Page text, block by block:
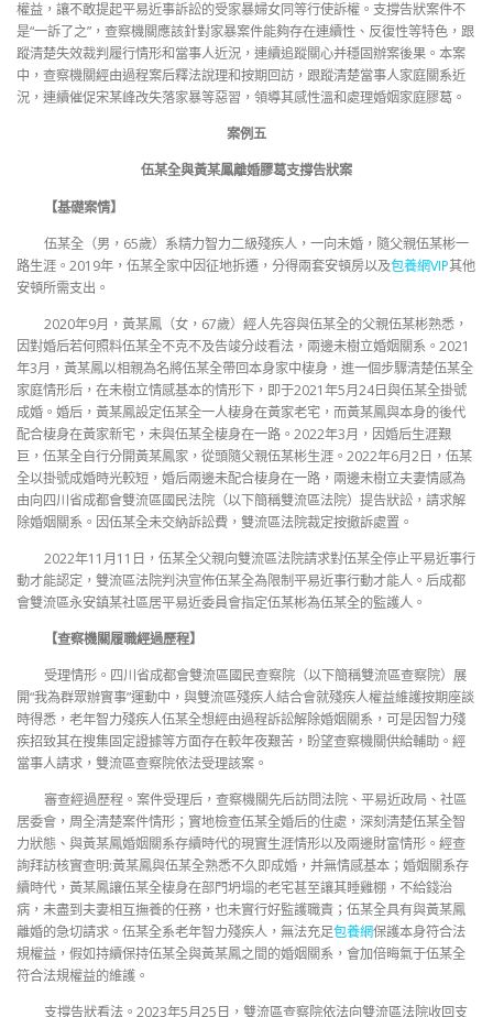
權益，讓不敢提起平易近事訴訟的受家暴婦女同等行使訴權。支撐告狀案件不
是“一訴了之”，查察機關應該針對家暴案件能夠存在連續性、反復性等特色，跟
蹤清楚失效裁判履行情形和當事人近況，連續追蹤關心并穩固辦案後果。本案
中，查察機關經由過程案后釋法說理和按期回訪，跟蹤清楚當事人家庭關系近
況，連續催促宋某峰改失落家暴等惡習，領導其感性溫和處理婚姻家庭膠葛。
案例五
伍某全與黃某鳳離婚膠葛支撐告狀案
【基礎案情】
伍某全（男，65歲）系精力智力二級殘疾人，一向未婚，隨父親伍某彬一
路生涯。2019年，伍某全家中因征地拆遷，分得兩套安頓房以及包養網VIP其他
安頓所需支出。
2020年9月，黃某鳳（女，67歲）經人先容與伍某全的父親伍某彬熟悉，
因對婚后若何照料伍某全不克不及告竣分歧看法，兩邊未樹立婚姻關系。2021
年3月，黃某鳳以相親為名將伍某全帶回本身家中棲身，進一個步驟清楚伍某全
家庭情形后，在未樹立情感基本的情形下，即于2021年5月24日與伍某全掛號
成婚。婚后，黃某鳳設定伍某全一人棲身在黃家老宅，而黃某鳳與本身的後代
配合棲身在黃家新宅，未與伍某全棲身在一路。2022年3月，因婚后生涯艱
巨，伍某全自行分開黃某鳳家，從頭隨父親伍某彬生涯。2022年6月2日，伍某
全以掛號成婚時光較短，婚后兩邊未配合棲身在一路，兩邊未樹立夫妻情感為
由向四川省成都會雙流區國民法院（以下簡稱雙流區法院）提告狀訟，請求解
除婚姻關系。因伍某全未交納訴訟費，雙流區法院裁定按撤訴處置。
2022年11月11日，伍某全父親向雙流區法院請求對伍某全停止平易近事行
動才能認定，雙流區法院判決宣佈伍某全為限制平易近事行動才能人。后成都
會雙流區永安鎮某社區居平易近委員會指定伍某彬為伍某全的監護人。
【查察機關履職經過歷程】
受理情形。四川省成都會雙流區國民查察院（以下簡稱雙流區查察院）展
開“我為群眾辦實事”運動中，與雙流區殘疾人結合會就殘疾人權益維護按期座談
時得悉，老年智力殘疾人伍某全想經由過程訴訟解除婚姻關系，可是因智力殘
疾招致其在搜集固定證據等方面存在較年夜艱苦，盼望查察機關供給輔助。經
當事人請求，雙流區查察院依法受理該案。
審查經過歷程。案件受理后，查察機關先后訪問法院、平易近政局、社區
居委會，周全清楚案件情形；實地檢查伍某全婚后的住處，深刻清楚伍某全智
力狀態、與黃某鳳婚姻關系存續時代的現實生涯情形以及兩邊財富情形。經查
詢拜訪核實查明:黃某鳳與伍某全熟悉不久即成婚，并無情感基本；婚姻關系存
續時代，黃某鳳讓伍某全棲身在部門坍塌的老宅甚至讓其睡雞棚，不給錢治
病，未盡到夫妻相互撫養的任務，也未實行好監護職責；伍某全具有與黃某鳳
離婚的急切請求。伍某全系老年智力殘疾人，無法充足包養網保護本身符合法
規權益，假如持續保持伍某全與黃某鳳之間的婚姻關系，會加倍晦氣于伍某全
符合法規權益的維護。
支撐告狀看法。2023年5月25日，雙流區查察院依法向雙流區法院收回支